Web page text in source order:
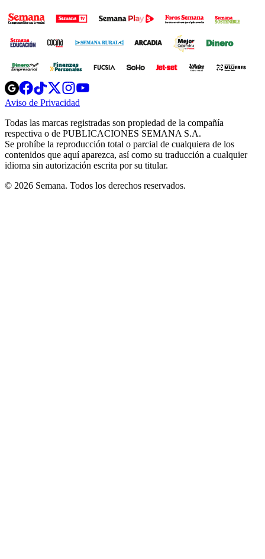
Opens
in
new
Opens
in
new
Opens
in
new
window
Opens
new
windowwindow
Aviso de Privacidad
new
window
Todas las marcas registradas son propiedad de la compañía
respectiva o de PUBLICACIONES SEMANA S.A.
Se prohíbe la reproducción total o parcial de cualquiera de los
contenidos que aquí aparezca, así como su traducción a cualquier
idioma sin autorización escrita por su titular.
© 2026 Semana. Todos los derechos reservados.